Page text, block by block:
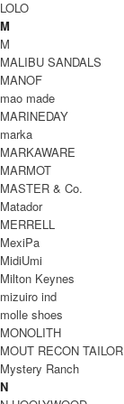
LOLO
M
M
MALIBU SANDALS
MANOF
mao made
MARINEDAY
marka
MARKAWARE
MARMOT
MASTER & Co.
Matador
MERRELL
MexiPa
MidiUmi
Milton Keynes
mizuiro ind
molle shoes
MONOLITH
MOUT RECON TAILOR
Mystery Ranch
N